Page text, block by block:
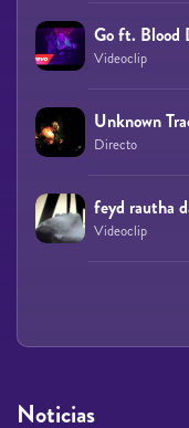
Noticias
Go ft. Blood
Videoclip
Unknown
Directo
feyd rautha
Videoclip